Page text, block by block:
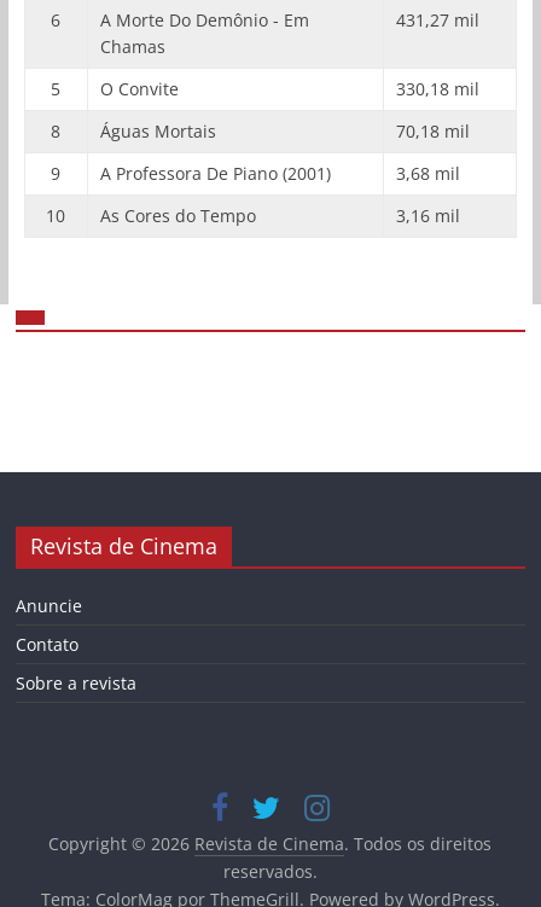
6
A Morte Do Demônio - Em
Chamas
431,27 mil
5 O Convite
330,18 mil
8
Águas Mortais
70,18 mil
9
A Professora De Piano (2001)
3,68 mil
10
As Cores do Tempo 3,16 mil
Revista de Cinema
Anuncie
Contato
Sobre a revista
Copyright © 2026 Revista de Cinema. Todos os direitos
reservados.
Tema: ColorMagpor ThemeGrill. Powered by WordPress.